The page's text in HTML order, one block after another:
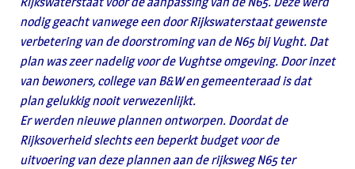
nodig geacht vanwege een door Rijkswaterstaat gewenste
verbetering van de doorstroming van de N65 bij Vught. Dat
plan was zeer nadelig voor de Vughtse omgeving. Door inzet
van bewoners, college van B&W en gemeenteraad is dat
plan gelukkig nooit verwezenlijkt.
Er werden nieuwe plannen ontworpen. Doordat de
Rijksoverheid slechts een beperkt budget voor de
uitvoering van deze plannen aan de rijksweg N65 ter